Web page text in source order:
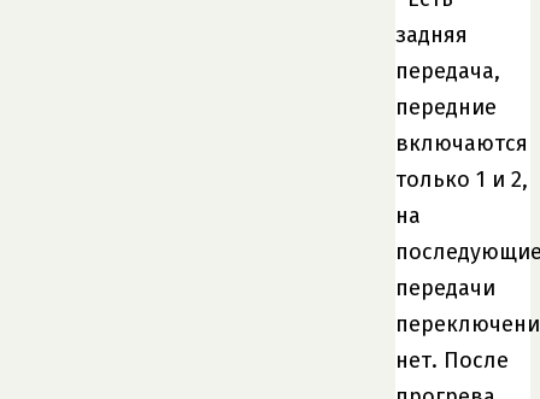
задняя
передача,
передние
включаются
только 1 и 2,
на
передачи
нет. После